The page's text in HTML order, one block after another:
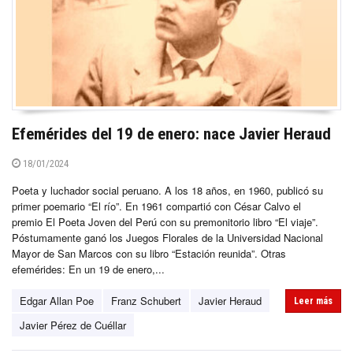
Efemérides del 19 de enero: nace Javier Heraud
18/01/2024
Poeta y luchador social peruano. A los 18 años, en 1960, publicó su
primer poemario “El río”. En 1961 compartió con César Calvo el
premio El Poeta Joven del Perú con su premonitorio libro “El viaje”.
Póstumamente ganó los Juegos Florales de la Universidad Nacional
Mayor de San Marcos con su libro “Estación reunida”. Otras
efemérides: En un 19 de enero,...
Edgar Allan Poe Franz Schubert
Javier Heraud
Javier Pérez de Cuéllar
Leer más